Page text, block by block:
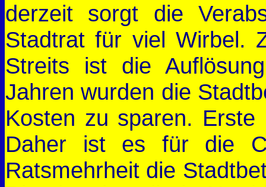
derzeit sorgt die
Stadtrat für viel Wirbel.
Streits ist die
Jahren wurden die
Kosten zu sparen.
Daher ist es für die
Ratsmehrheit die